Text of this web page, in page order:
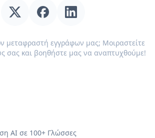
μεταφραστή εγγράφων μας; Μοιραστείτε
σας και βοηθήστε μας να αναπτυχθούμε!
AI σε 100+ Γλώσσες